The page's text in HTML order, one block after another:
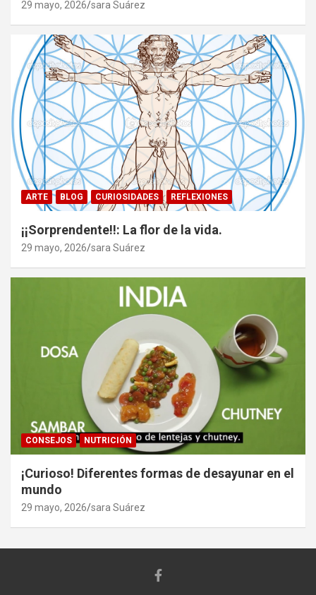
29 mayo, 2026 sara Suárez
ARTE BLOG CURIOSIDADES REFLEXIONES
¡¡Sorprendente!!: La flor de la vida.
29 mayo, 2026 sara Suárez
CONSEJOS NUTRICIÓN
¡Curioso! Diferentes formas de desayunar en el
mundo
29 mayo, 2026 sara Suárez